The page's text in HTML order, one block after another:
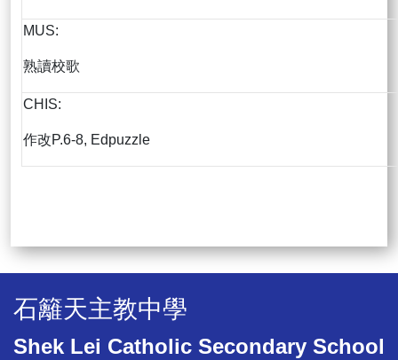
MUS:
熟讀校歌
CHIS:
作改P.6-8, Edpuzzle
石籬天主教中學
Shek Lei Catholic Secondary School